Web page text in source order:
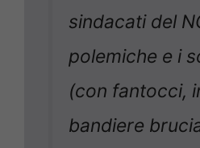
sindacati del
polemiche e i
(con fantocci,
bandiere